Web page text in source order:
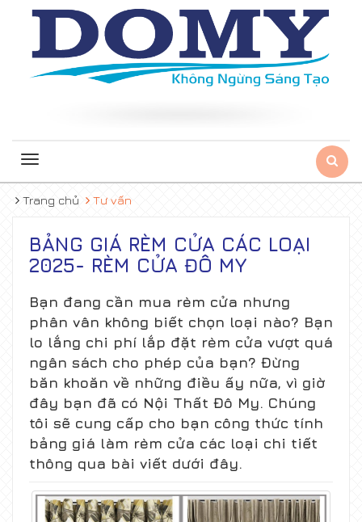
Toggle
Trang chủ
Tư vấn
BẢNG GIÁ RÈM CỬA CÁC LOẠI
2025- RÈM CỬA ĐÔ MY
Bạn đang cần mua rèm cửa nhưng
phân vân không biết chọn loại nào? Bạn
lo lắng chi phí lắp đặt rèm cửa vượt quá
ngân sách cho phép của bạn? Đừng
băn khoăn về những điều ấy nữa, vì giờ
đây bạn đã có Nội Thất Đô My. Chúng
tôi sẽ cung cấp cho bạn công thức tính
bảng giá làm rèm cửa các loại chi tiết
thông qua bài viết dưới đây.